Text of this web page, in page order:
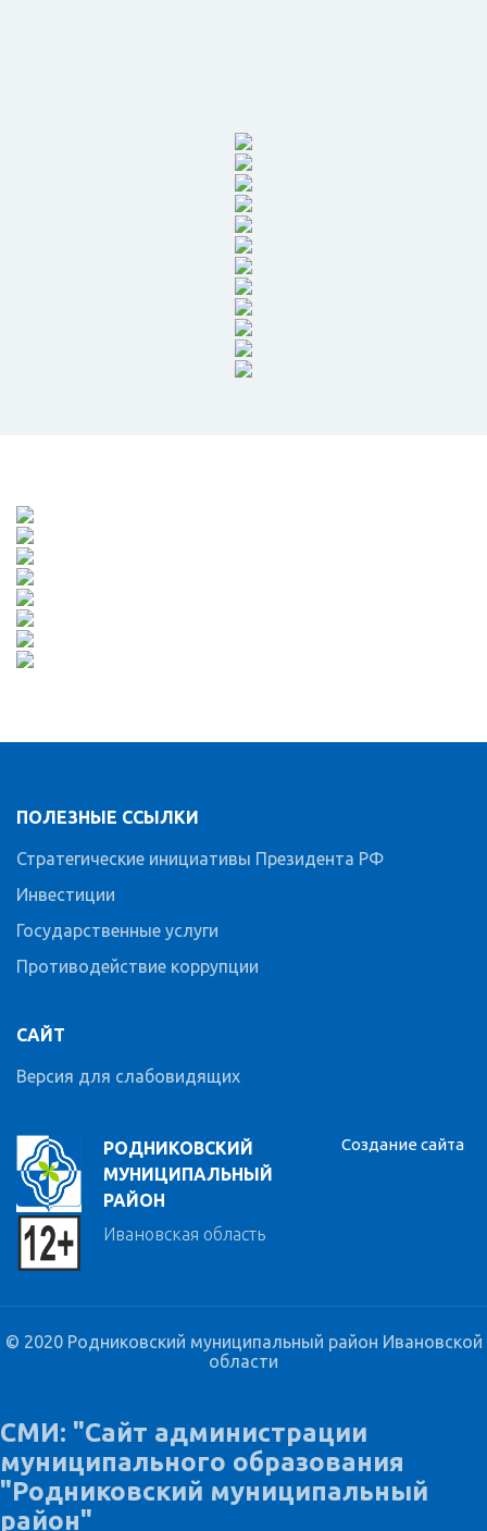
РОДНИКОВСКИЙ
МУНИЦИПАЛЬНЫЙ
РАЙОН
Ивановская область
ПОЛЕЗНЫЕ ССЫЛКИ
Стратегические инициативы Президента РФ
Инвестиции
Государственные услуги
Противодействие коррупции
САЙТ
Версия для слабовидящих
Создание сайта
© 2020 Родниковский муниципальный район Ивановской
области
СМИ: "Сайт администрации
муниципального образования
"Родниковский муниципальный
район"